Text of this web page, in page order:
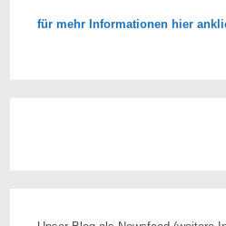
für mehr Informationen hier